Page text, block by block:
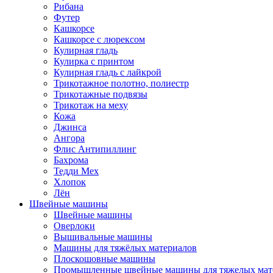
Рибана
Футер
Кашкорсе
Кашкорсе с люрексом
Кулирная гладь
Кулирка с принтом
Кулирная гладь с лайкрой
Трикотажное полотно, полиестр
Трикотажные подвязы
Трикотаж на меху
Кожа
Джинса
Ангора
Флис Антипиллинг
Бахрома
Тедди Мех
Хлопок
Лён
Швейные машины
Швейные машины
Оверлоки
Вышивальные машины
Машины для тяжёлых материалов
Плоскошовные машины
Промышленные швейные машины для тяжелых